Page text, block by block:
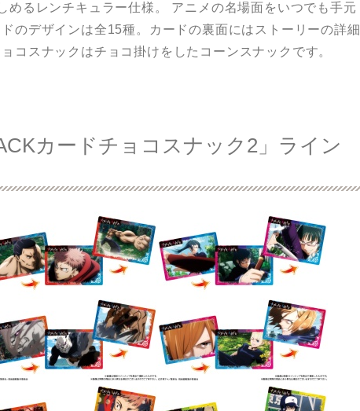
めるレンチキュラー仕様。 アニメの名場面をいつでも手元
のデザインは全15種。カードの裏面にはストーリーの詳細
コスナックはチョコ掛けをしたコーンスナックです。
カードチョコスナック2」ライン